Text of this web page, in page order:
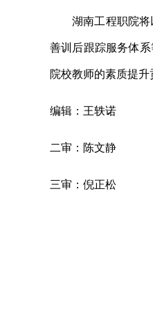
湖南工程职院
善训后跟踪服务体
院校教师的素质提升
编辑：王轶诺
二审：陈文静
三审：倪正松